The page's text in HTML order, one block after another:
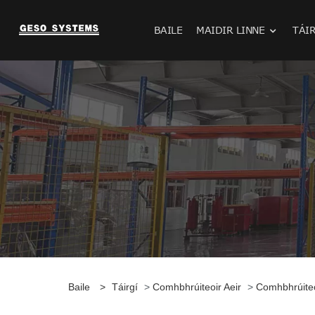
BAILE MAIDIR LINNE
Baile > Táirgí > Comhbhrúiteoir Aeir >